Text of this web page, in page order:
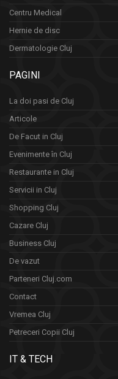
Centru Medical
Hernie de disc
Dermatologie Cluj
PAGINI
La doi pasi de Cluj
Articole
De Facut in Cluj
Evenimente în Cluj
Restaurante in Cluj
Servicii in Cluj
Shopping Cluj
Cazare Cluj
Business Cluj
De vazut
Parteneri Cluj.com
Contact
Vremea Cluj
Petreceri Copii Cluj
IT & TECH